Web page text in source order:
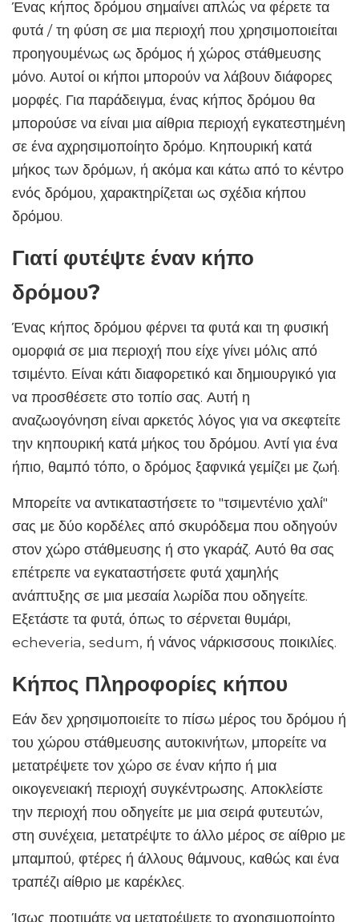
Ένας κήπος δρόμου σημαίνει απλώς να φέρετε τα
φυτά / τη φύση σε μια περιοχή που χρησιμοποιείται
προηγουμένως ως δρόμος ή χώρος στάθμευσης
μόνο. Αυτοί οι κήποι μπορούν να λάβουν διάφορες
μορφές. Για παράδειγμα, ένας κήπος δρόμου θα
μπορούσε να είναι μια αίθρια περιοχή εγκατεστημένη
σε ένα αχρησιμοποίητο δρόμο. Κηπουρική κατά
μήκος των δρόμων, ή ακόμα και κάτω από το κέντρο
ενός δρόμου, χαρακτηρίζεται ως σχέδια κήπου
δρόμου.
Γιατί φυτέψτε έναν κήπο
δρόμου?
Ένας κήπος δρόμου φέρνει τα φυτά και τη φυσική
ομορφιά σε μια περιοχή που είχε γίνει μόλις από
τσιμέντο. Είναι κάτι διαφορετικό και δημιουργικό για
να προσθέσετε στο τοπίο σας. Αυτή η
αναζωογόνηση είναι αρκετός λόγος για να σκεφτείτε
την κηπουρική κατά μήκος του δρόμου. Αντί για ένα
ήπιο, θαμπό τόπο, ο δρόμος ξαφνικά γεμίζει με ζωή.
Μπορείτε να αντικαταστήσετε το "τσιμεντένιο χαλί"
σας με δύο κορδέλες από σκυρόδεμα που οδηγούν
στον χώρο στάθμευσης ή στο γκαράζ. Αυτό θα σας
επέτρεπε να εγκαταστήσετε φυτά χαμηλής
ανάπτυξης σε μια μεσαία λωρίδα που οδηγείτε.
Εξετάστε τα φυτά, όπως το σέρνεται θυμάρι,
echeveria, sedum, ή νάνος νάρκισσους ποικιλίες.
Κήπος Πληροφορίες κήπου
Εάν δεν χρησιμοποιείτε το πίσω μέρος του δρόμου ή
του χώρου στάθμευσης αυτοκινήτων, μπορείτε να
μετατρέψετε τον χώρο σε έναν κήπο ή μια
οικογενειακή περιοχή συγκέντρωσης. Αποκλείστε
την περιοχή που οδηγείτε με μια σειρά φυτευτών,
στη συνέχεια, μετατρέψτε το άλλο μέρος σε αίθριο με
μπαμπού, φτέρες ή άλλους θάμνους, καθώς και ένα
τραπέζι αίθριο με καρέκλες.
Ίσως προτιμάτε να μετατρέψετε το αχρησιμοποίητο